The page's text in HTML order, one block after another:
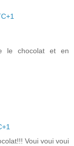
le chocolat et en
Voui voui voui